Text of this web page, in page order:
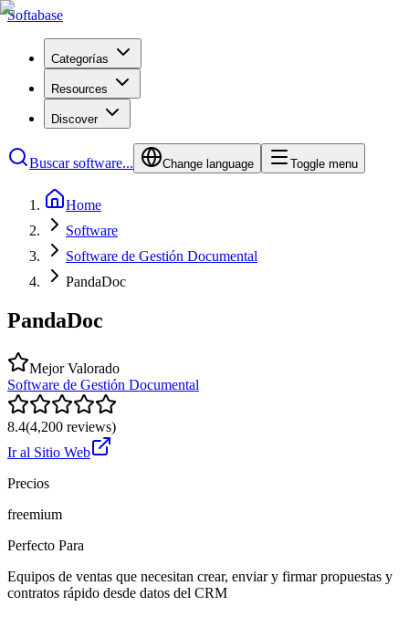
Softabase
Categorías
Resources
Discover
Buscar software... Change language Toggle menu
Home
Software
Software de Gestión Documental
PandaDoc
PandaDoc
Mejor Valorado
Software de Gestión Documental
8.4(4,200 reviews)
Ir al Sitio Web
Precios
freemium
Perfecto Para
Equipos de ventas que necesitan crear, enviar y firmar propuestas y
contratos rápido desde datos del CRM